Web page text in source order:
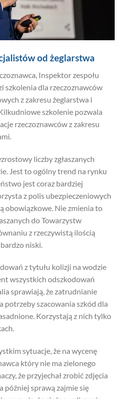
od żeglarstwa
Inspektor zespołu
szkolenia dla rzeczoznawców
z zakresu żeglarstwa i
szkolenie pozwala
rzeczoznawców z zakresu
liczby zgłaszanych
Jest to ogólny trend na rynku
jest coraz bardziej
z polis ubezpieczeniowych
obowiązkowe. Nie zmienia to
do Towarzystw
z rzeczywistą ilością
niski.
z tytułu kolizji na wodzie
wszystkich odszkodowań
sprawiają, że zatrudnianie
potrzeby szacowania szkód dla
Korzystają z nich tylko
sytuacje, że na wycenę
który nie ma zielonego
że przyjechał zrobić zdjęcia
później sprawą zajmie się